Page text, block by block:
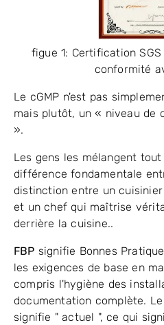
figue 1: Certification
conformité
Le cGMP n'est pas
mais plutôt, un « niveau de
».
Les gens les mélangent
différence fondamentale
distinction entre un
et un chef qui maîtrise
derrière la cuisine..
FBP signifie Bonnes
les exigences de base en
compris l'hygiène des
documentation complète.
signifie " actuel ", ce qui